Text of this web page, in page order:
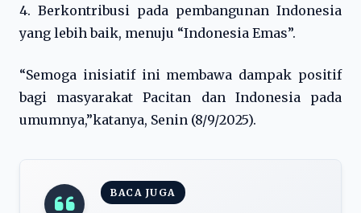
4. Berkontribusi pada pembangunan Indonesia
yang lebih baik, menuju “Indonesia Emas”.
“Semoga inisiatif ini membawa dampak positif
bagi masyarakat Pacitan dan Indonesia pada
umumnya,”katanya, Senin (8/9/2025).
BACA JUGA